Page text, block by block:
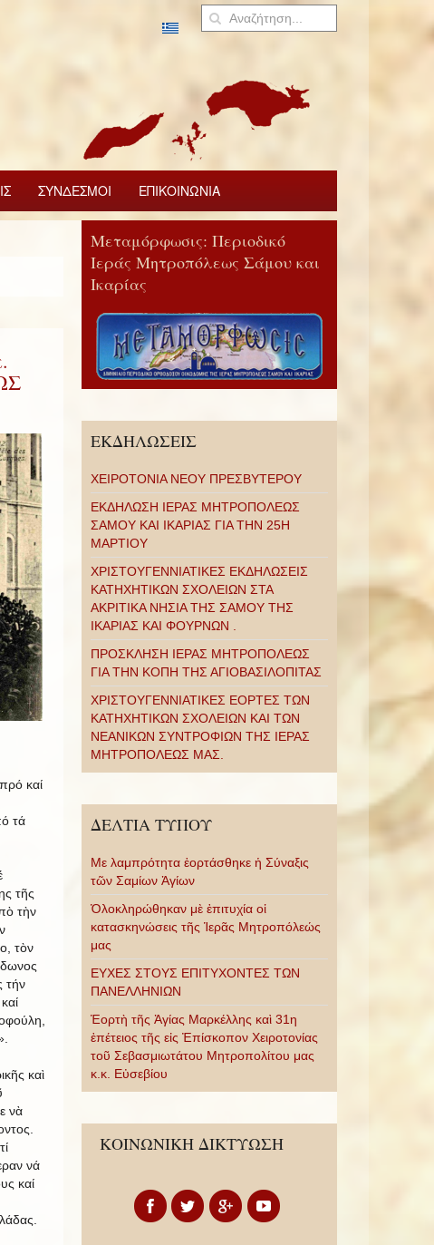
ΣΥΝΔΕΣΜΟΙ ΕΠΙΚΟΙΝΩΝΙΑ
καί
τά
τῆς
τὴν
τὸν
τήν
καὶ
νὰ
νά
καί
Μεταμόρφωσις: Περιοδικό
Ιεράς Μητροπόλεως Σάμου και
Ικαρίας
ΕΚΔΗΛΩΣΕΙΣ
ΧΕΙΡΟΤΟΝΙΑ ΝΕΟΥ ΠΡΕΣΒΥΤΕΡΟΥ
ΕΚΔΗΛΩΣΗ ΙΕΡΑΣ ΜΗΤΡΟΠΟΛΕΩΣ
ΣΑΜΟΥ ΚΑΙ ΙΚΑΡΙΑΣ ΓΙΑ ΤΗΝ 25Η
ΜΑΡΤΙΟΥ
ΧΡΙΣΤΟΥΓΕΝΝΙΑΤΙΚΕΣ ΕΚΔΗΛΩΣΕΙΣ
ΚΑΤΗΧΗΤΙΚΩΝ ΣΧΟΛΕΙΩΝ ΣΤΑ
ΑΚΡΙΤΙΚΑ ΝΗΣΙΑ ΤΗΣ ΣΑΜΟΥ ΤΗΣ
ΙΚΑΡΙΑΣ ΚΑΙ ΦΟΥΡΝΩΝ .
ΠΡΟΣΚΛΗΣΗ ΙΕΡΑΣ ΜΗΤΡΟΠΟΛΕΩΣ
ΓΙΑ ΤΗΝ ΚΟΠΗ ΤΗΣ ΑΓΙΟΒΑΣΙΛΟΠΙΤΑΣ
ΧΡΙΣΤΟΥΓΕΝΝΙΑΤΙΚΕΣ ΕΟΡΤΕΣ ΤΩΝ
ΚΑΤΗΧΗΤΙΚΩΝ ΣΧΟΛΕΙΩΝ ΚΑΙ ΤΩΝ
ΝΕΑΝΙΚΩΝ ΣΥΝΤΡΟΦΙΩΝ ΤΗΣ ΙΕΡΑΣ
ΜΗΤΡΟΠΟΛΕΩΣ ΜΑΣ.
ΔΕΛΤΙΑ ΤΥΠΟΥ
Με λαμπρότητα ἑορτάσθηκε ἡ Σύναξις
τῶν Σαμίων Ἁγίων
Ὁλοκληρώθηκαν μὲ ἐπιτυχία οἱ
κατασκηνώσεις τῆς Ἱερᾶς Μητροπόλεώς
μας
ΕΥΧΕΣ ΣΤΟΥΣ ΕΠΙΤΥΧΟΝΤΕΣ ΤΩΝ
ΠΑΝΕΛΛΗΝΙΩΝ
Ἑορτὴ τῆς Ἁγίας Μαρκέλλης καὶ 31η
ἐπέτειος τῆς εἰς Ἐπίσκοπον Χειροτονίας
τοῦ Σεβασμιωτάτου Μητροπολίτου μας
κ.κ. Εὐσεβίου
ΚΟΙΝΩΝΙΚΗ ΔΙΚΤΥΩΣΗ